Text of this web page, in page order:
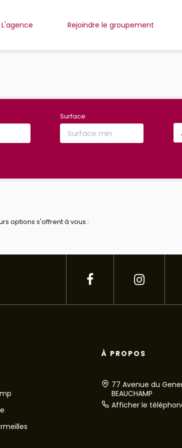
L'agence Rejoindre le groupement
Surface
options s'offrent à vous :
À PROPOS
77 Avenue du
BEAUCHAMP
Afficher le